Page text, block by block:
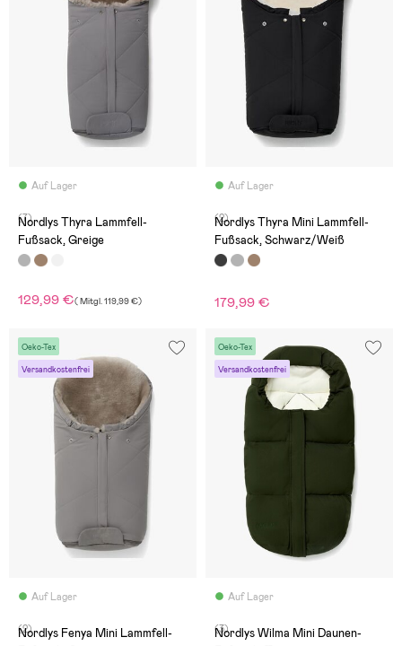
Auf Lager
(7)
Nordlys Thyra Lammfell-
Fußsack, Greige
129,99 €(Mitgl.119,99 €)
Auf Lager
(2)
Nordlys Thyra Mini Lammfell-
Fußsack, Schwarz/Weiß
179,99 €
Oeko-Tex
Versandkostenfrei
Auf Lager
(2)
Nordlys Fenya Mini Lammfell-
Oeko-Tex
Versandkostenfrei
Auf Lager
(3)
Nordlys Wilma Mini Daunen-